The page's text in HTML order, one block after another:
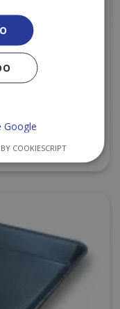
Google
COOKIESCRIPT